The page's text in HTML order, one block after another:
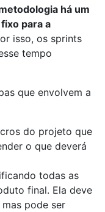
há um
para a
isso, os sprints
tempo
que envolvem a
do projeto que
o que deverá
todas as
final. Ela deve
pode ser